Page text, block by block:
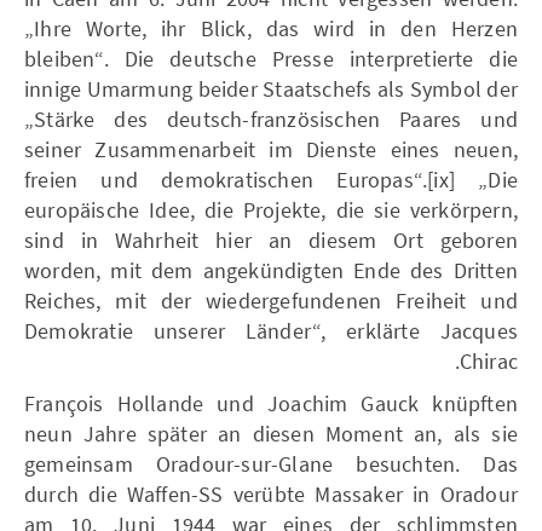
„Ihre Worte, ihr Blick, das wird in den Herzen
bleiben“. Die deutsche Presse interpretierte die
innige Umarmung beider Staatschefs als Symbol der
„Stärke des deutsch-französischen Paares und
seiner Zusammenarbeit im Dienste eines neuen,
freien und demokratischen Europas“.[ix] „Die
europäische Idee, die Projekte, die sie verkörpern,
sind in Wahrheit hier an diesem Ort geboren
worden, mit dem angekündigten Ende des Dritten
Reiches, mit der wiedergefundenen Freiheit und
Demokratie unserer Länder“, erklärte Jacques
Chirac.
François Hollande und Joachim Gauck knüpften
neun Jahre später an diesen Moment an, als sie
gemeinsam Oradour-sur-Glane besuchten. Das
durch die Waffen-SS verübte Massaker in Oradour
am 10. Juni 1944 war eines der schlimmsten